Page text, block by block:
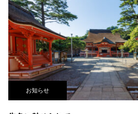
お知らせ